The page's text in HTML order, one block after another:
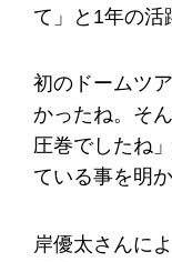
て」と1年の活
初のドームツ
かったね。そ
圧巻でしたね
ている事を明か
岸優太さんに